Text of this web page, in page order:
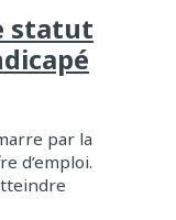
statut
par la
d’emploi.